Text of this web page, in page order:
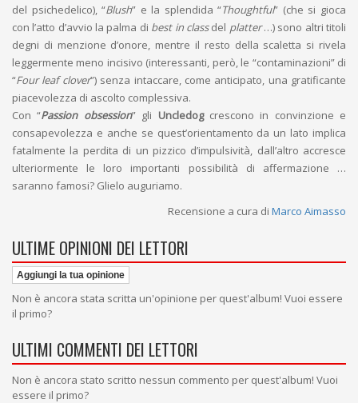
del psichedelico), “Blush” e la splendida “Thoughtful” (che si gioca
con l’atto d’avvio la palma di best in classdel platter…) sono altri titoli
degni di menzione d’onore, mentre il resto della scaletta si rivela
leggermente meno incisivo (interessanti, però, le “contaminazioni” di
“Four leaf clover”) senza intaccare, come anticipato, una gratificante
piacevolezza di ascolto complessiva.
Con “Passion obsession” gli Uncledogcrescono in convinzione e
consapevolezza e anche se quest’orientamento da un lato implica
fatalmente la perdita di un pizzico d’impulsività, dall’altro accresce
ulteriormente le loro importanti possibilità di affermazione …
saranno famosi? Glielo auguriamo.
Recensione a cura di Marco Aimasso
ULTIME OPINIONI DEI LETTORI
Aggiungi la tua opinione
Non è ancora stata scritta un'opinione per quest'album! Vuoi essere
il primo?
ULTIMI COMMENTI DEI LETTORI
Non è ancora stato scritto nessun commento per quest'album! Vuoi
essere il primo?